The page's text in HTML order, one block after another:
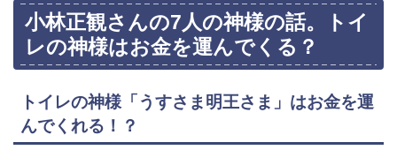
小林正観さんの7人の神様の話。トイ
レの神様はお金を運んでくる？
トイレの神様「うすさま明王さま」はお金を運
んでくれる！？